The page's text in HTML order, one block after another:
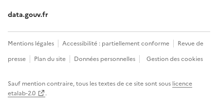
data.gouv.fr
Mentions légales Accessibilité : partiellement conforme
Revue de
presse
Plan du site Données personnelles Gestion des cookies
Sauf mention contraire, tous les textes de ce site sont sous licence
etalab-2.0
.